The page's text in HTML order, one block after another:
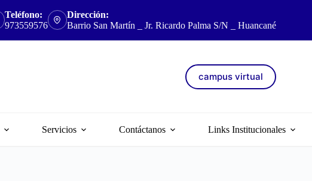
Teléfono:
973559576
Dirección:
Barrio San Martín _ Jr. Ricardo Palma S/N _ Huancané
campus virtual
Servicios Contáctanos Links Institucionales